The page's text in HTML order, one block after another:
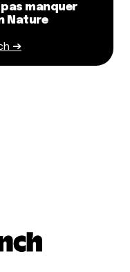
manquer
Nature
➔